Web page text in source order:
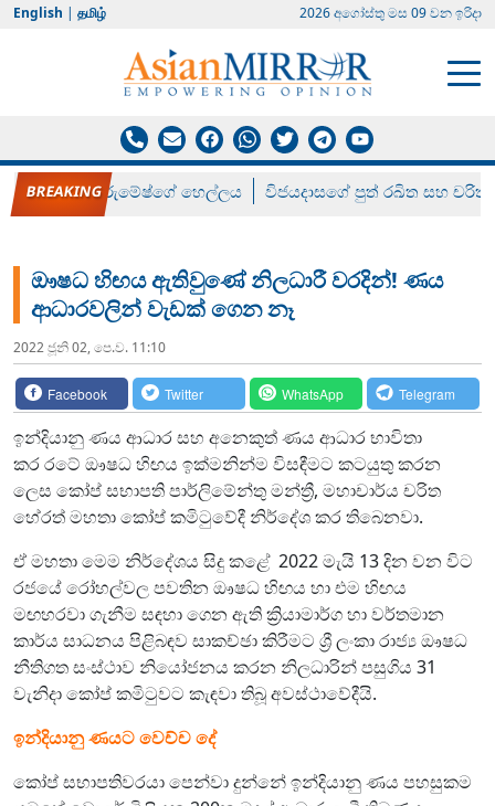
English | தமிழ் 2026 අගෝස්‍තු මස 09 වන ඉරිදා
රන් ගෙනා රුමේෂ්ගේ හෙල්ලය විජයදාසගේ පුත් රඛිත සහ චරිත්
ඖෂධ හිඟය ඇතිවුණේ නිලධාරී වරදින්! ණය
ආධාරවලින් වැඩක් ගෙන නෑ
2022 ජූනි 02, පෙ.ව. 11:10
Facebook Twitter WhatsApp Telegram
ඉන්දියානු ණය ආධාර සහ අනෙකුත් ණය ආධාර භාවිතා
කර රටේ ඖෂධ හිඟය ඉක්මනින්ම විසඳීමට කටයුතු කරන
ලෙස කෝප් සභාපති පාර්ලිමේන්තු මන්ත්‍රී, මහාචාර්ය චරිත
හේරත් මහතා කෝප් කමිටුවේදී නිර්දේශ කර තිබෙනවා.
ඒ මහතා මෙම නිර්දේශය සිදු කළේ 2022 මැයි 13 දින වන විට
රජයේ රෝහල්වල පවතින ඖෂධ හිඟය හා එම හිඟය
මඟහරවා ගැනීම සඳහා ගෙන ඇති ක්‍රියාමාර්ග හා වර්තමාන
කාර්ය සාධනය පිළිබඳව සාකච්ඡා කිරීමට ශ්‍රී ලංකා රාජ්‍ය ඖෂධ
නීතිගත සංස්ථාව නියෝජනය කරන නිලධාරින් පසුගිය 31
වැනිදා කෝප් කමිටුවට කැඳවා තිබූ අවස්ථාවේදීයි.
ඉන්දියානු ණයට වෙච්ච දේ
කෝප් සභාපතිවරයා පෙන්වා දුන්නේ ඉන්දියානු ණය පහසුකම